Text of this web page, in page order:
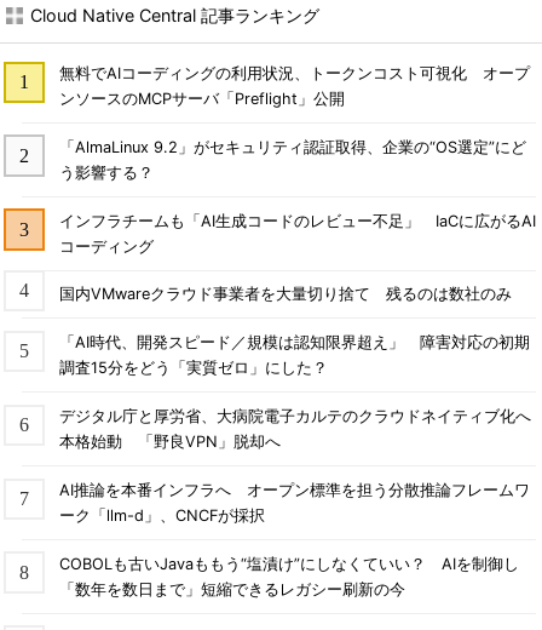
Cloud Native Central 記事ランキング
無料でAIコーディングの利用状況、トークンコスト可視化 オープ
ンソースのMCPサーバ「Preflight」公開
「AlmaLinux 9.2」がセキュリティ認証取得、企業の“OS選定”にど
う影響する？
インフラチームも「AI生成コードのレビュー不足」 IaCに広がるAI
コーディング
国内VMwareクラウド事業者を大量切り捨て 残るのは数社のみ
「AI時代、開発スピード／規模は認知限界超え」 障害対応の初期
調査15分をどう「実質ゼロ」にした？
デジタル庁と厚労省、大病院電子カルテのクラウドネイティブ化へ
本格始動 「野良VPN」脱却へ
AI推論を本番インフラへ オープン標準を担う分散推論フレームワ
ーク「llm-d」、CNCFが採択
COBOLも古いJavaももう“塩漬け”にしなくていい？ AIを制御し
「数年を数日まで」短縮できるレガシー刷新の今